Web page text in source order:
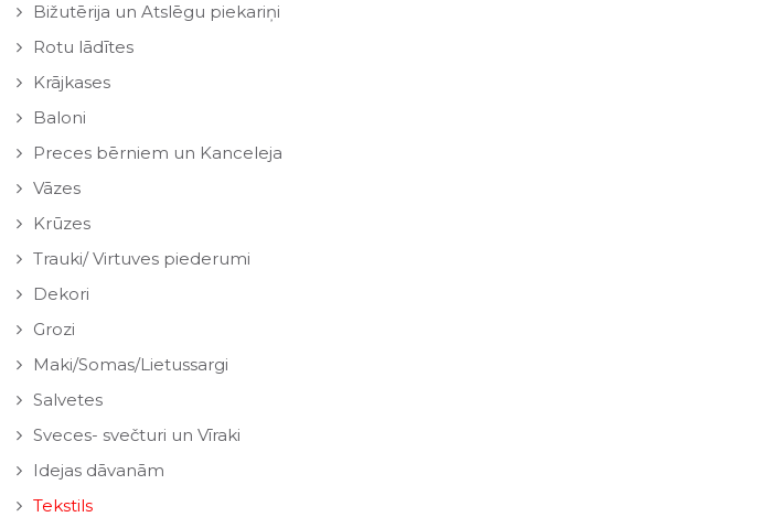
Bižutērija un Atslēgu piekariņi
Rotu lādītes
Krājkases
Baloni
Preces bērniem un Kanceleja
Vāzes
Krūzes
Trauki/ Virtuves piederumi
Dekori
Grozi
Maki/Somas/Lietussargi
Salvetes
Sveces- svečturi un Vīraki
Idejas dāvanām
Tekstils